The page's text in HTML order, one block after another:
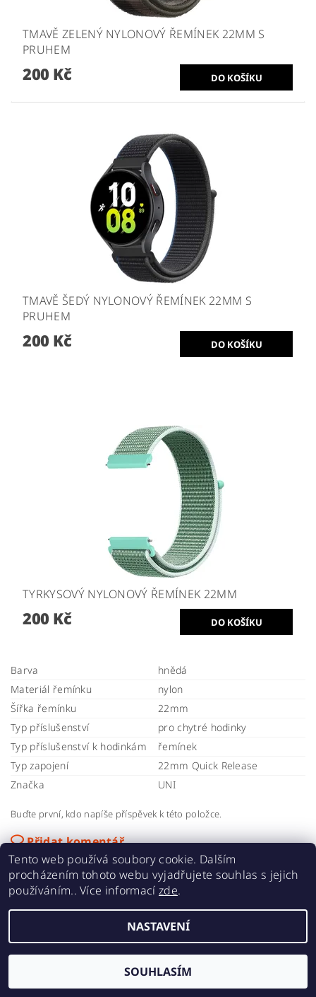
TMAVĚ ZELENÝ NYLONOVÝ ŘEMÍNEK 22MM S
PRUHEM
200 Kč
TMAVĚ ŠEDÝ NYLONOVÝ ŘEMÍNEK 22MM S
PRUHEM
200 Kč
TYRKYSOVÝ NYLONOVÝ ŘEMÍNEK 22MM
200 Kč
Barva
hnědá
Materiál řemínku
nylon
Šířka řemínku
22mm
Typ příslušenství
pro chytré hodinky
Typ příslušenství k hodinkám
řemínek
Typ zapojení
22mm Quick Release
Značka
UNI
Buďte první, kdo napíše příspěvek k této položce.
Přidat komentář
Buďte první, kdo napíše příspěvek k této položce.
Přidat hodnocení
Tento web používá soubory cookie. Dalším
procházením tohoto webu vyjadřujete souhlas s jejich
používáním.. Více informací zde.
NASTAVENÍ
SOUHLASÍM